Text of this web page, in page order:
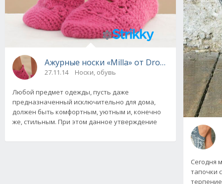
Ажурные носки «Milla» от Drops Design,
27.11.14 Носки, обувь
Любой предмет одежды, пусть даже
предназначенный исключительно для дома,
должен быть комфортным, уютным и, конечно
же, стильным. При этом данное утверждение
Сегодня
тапочки